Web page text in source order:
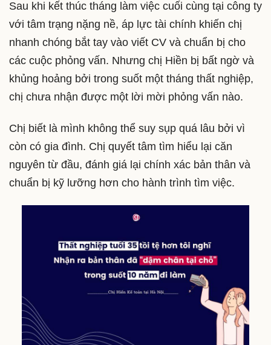
Sau khi kết thúc tháng làm việc cuối cùng tại công ty
với tâm trạng nặng nề, áp lực tài chính khiến chị
nhanh chóng bắt tay vào viết CV và chuẩn bị cho
các cuộc phỏng vấn. Nhưng chị Hiền bị bất ngờ và
khủng hoảng bởi trong suốt một tháng thất nghiệp,
chị chưa nhận được một lời mời phỏng vấn nào.
Chị biết là mình không thể suy sụp quá lâu bởi vì
còn có gia đình. Chị quyết tâm tìm hiểu lại căn
nguyên từ đầu, đánh giá lại chính xác bản thân và
chuẩn bị kỹ lưỡng hơn cho hành trình tìm việc.